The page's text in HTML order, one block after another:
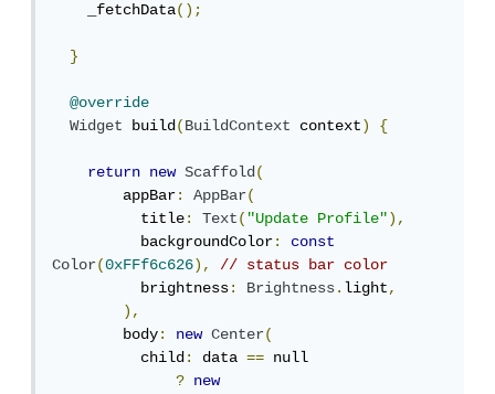
    _fetchData
();
}
@override
Widget
build(BuildContext context) {
return new Scaffold(
        appBar
: AppBar(
          title
: Text("Update Profile"),
          backgroundColor
:
const
Color(0xFFf6c626),
// status bar color
          brightness
: Brightness.light,
),
        body
: new Center(
          child
: data == null
?
new